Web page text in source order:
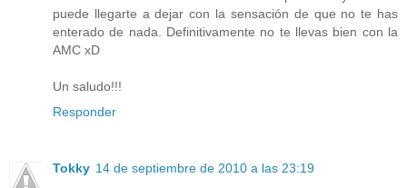
puede llegarte a dejar con la sensación de que no te has
enterado de nada. Definitivamente no te llevas bien con la
AMC xD
Un saludo!!!
Responder
Tokky 14 de septiembre de 2010 a las 23:19